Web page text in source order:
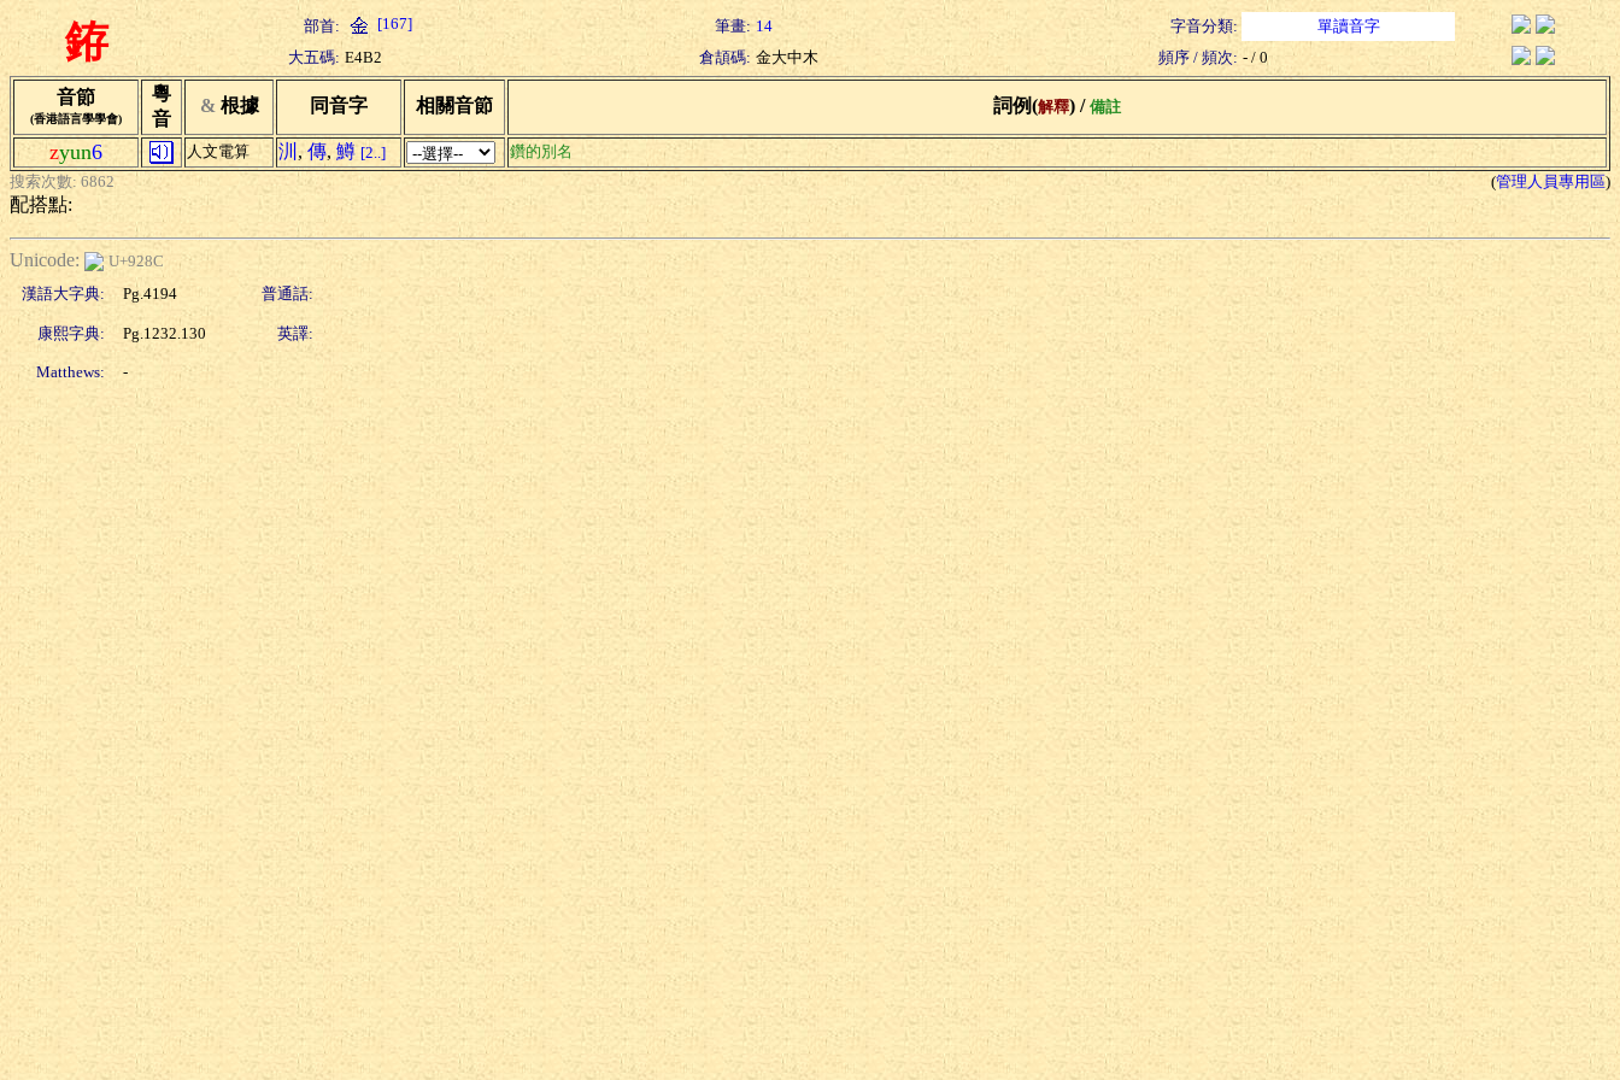
銌 部首: [167] 筆畫: 14 字音分類:
單讀音字
大五碼: E4B2 倉頡碼: 金大中木 頻序 / 頻次: - / 0
音節
(香港語言學學會)
粵
音
& 根據 同音字 相關音節 詞例(解釋) / 備註
zyun6 人文電算 汌 , 傳, 鱒 [2..]
鑽的別名
搜索次數: 6862
(管理人員專用區)
配搭點:
Unicode:
U+928C
漢語大字典:
Pg.4194 普通話:
康熙字典: Pg.1232.130 英譯:
Matthews: -